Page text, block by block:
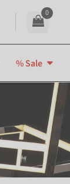
0
% Sale